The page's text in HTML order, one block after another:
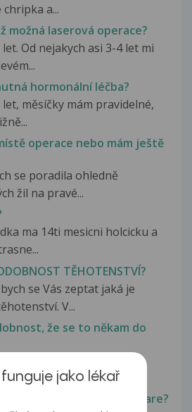
a...
možná laserová operace?
Od nejakych asi 3-4 let mi
hormonální léčba?
měsíčky mám pravidelné,
operace nebo mám ještě
se poradila ohledně
žil na pravé...
ma 14ti mesicni holcicku a
TĚHOTENSTVÍ?
se Vás zeptat jaká je
V...
že se to někam do
omlouvám za můj dotaz
ale já...
léčba na granuloma anulare?
jako lékař